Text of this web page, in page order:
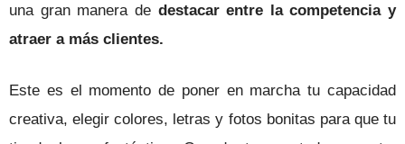
una gran manera de destacar entre la competencia y
atraer a más clientes.
Este es el momento de poner en marcha tu capacidad
creativa, elegir colores, letras y fotos bonitas para que tu